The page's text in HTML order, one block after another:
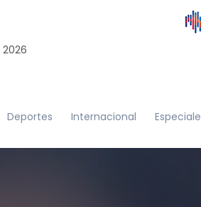
Deportes Internacional